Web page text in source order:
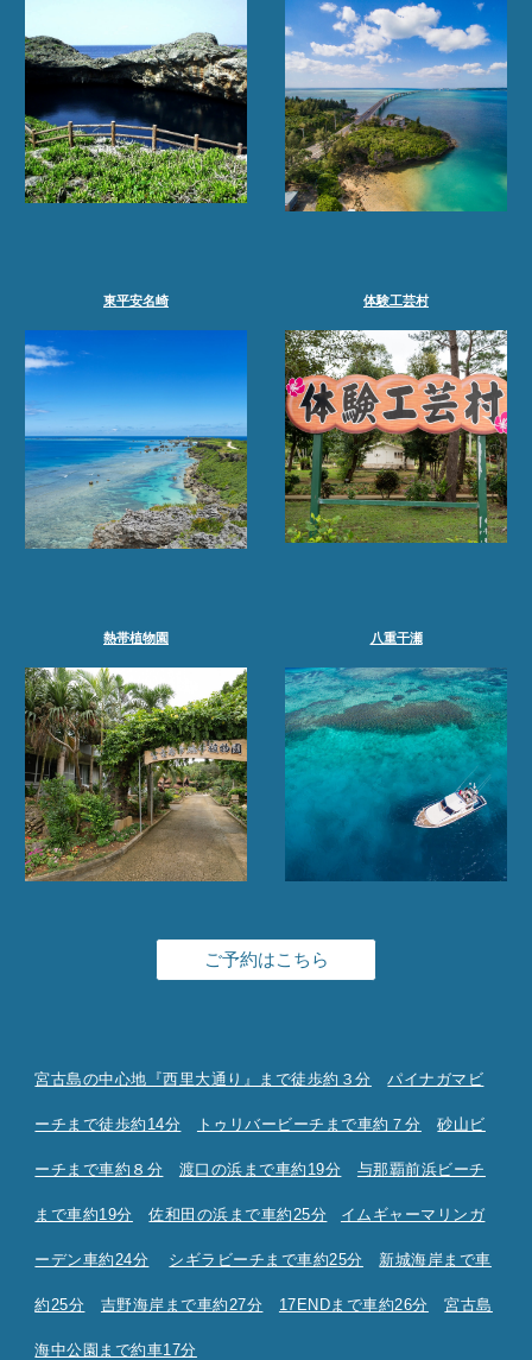
東平安名崎 体験工芸村
熱帯植物園 八重干瀬
ご予約はこちら
宮古島の中心地『西里大通り』まで徒歩約３分 パイナガマビ
ーチまで徒歩約14分 トゥリバービーチまで車約７分 砂山ビ
ーチまで車約８分 渡口の浜まで車約19分 与那覇前浜ビーチ
まで車約19分 佐和田の浜まで車約25分 イムギャーマリンガ
ーデン車約24分 シギラビーチまで車約25分 新城海岸まで車
約25分 吉野海岸まで車約27分 17ENDまで車約26分 宮古島
海中公園まで約車17分